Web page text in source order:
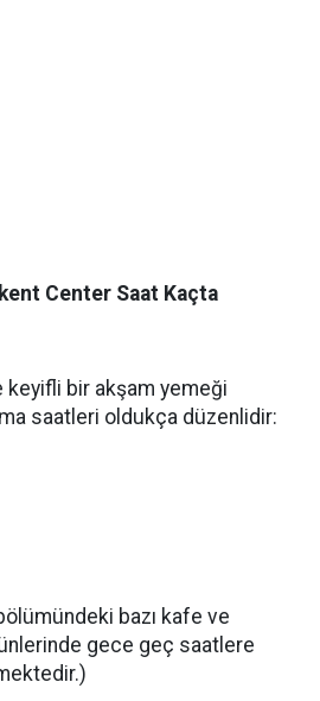
Center Saat Kaçta
keyifli bir akşam yemeği
saatleri oldukça düzenlidir:
bazı kafe ve
gece geç saatlere